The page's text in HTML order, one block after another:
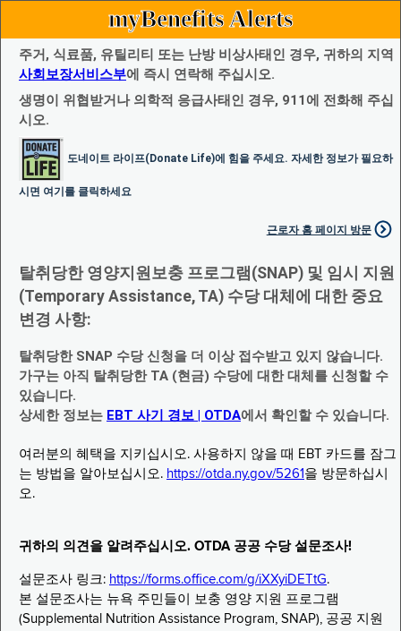
myBenefits Alerts
주거, 식료품, 유틸리티 또는 난방 비상사태인 경우, 귀하의 지역
사회보장서비스부에 즉시 연락해 주십시오.
생명이 위협받거나 의학적 응급사태인 경우, 911에 전화해 주십
시오.
도네이트 라이프(Donate Life)에 힘을 주세요. 자세한 정보가 필요하
시면 여기를 클릭하세요
근로자 홈 페이지 방문
탈취당한 영양지원보충 프로그램(SNAP) 및 임시 지원
(Temporary Assistance, TA) 수당 대체에 대한 중요
변경 사항:
탈취당한 SNAP 수당 신청을 더 이상 접수받고 있지 않습니다.
가구는 아직 탈취당한 TA (현금) 수당에 대한 대체를 신청할 수
있습니다.
상세한 정보는 EBT 사기 경보 | OTDA에서 확인할 수 있습니다.
여러분의 혜택을 지키십시오. 사용하지 않을 때 EBT 카드를 잠그
는 방법을 알아보십시오. https://otda.ny.gov/5261 을 방문하십시
오.
귀하의 의견을 알려주십시오. OTDA 공공 수당 설문조사!
설문조사 링크: https://forms.office.com/g/iXXyiDETtG.
본 설문조사는 뉴욕 주민들이 보충 영양 지원 프로그램
(Supplemental Nutrition Assistance Program, SNAP), 공공 지원